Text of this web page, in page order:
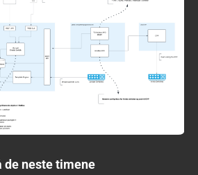
de neste timene